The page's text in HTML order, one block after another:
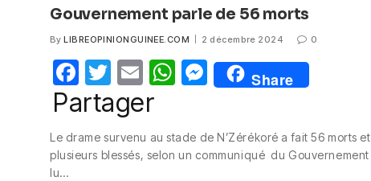
Gouvernement parle de 56 morts
By LIBREOPINIONGUINEE.COM 2 décembre 2024 0
F
a
e
T
w
itt
er
E
m
W
s
M
e
e
Share
Partager
Le drame survenu au stade de N’Zérékoré a fait 56 morts et
plusieurs blessés, selon un communiqué du Gouvernement
lu…